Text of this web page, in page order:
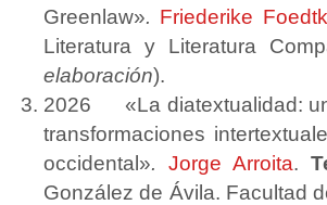
Greenlaw». Friederike
Literatura y Literatura
elaboración).
2026 «La diatextualidad:
transformaciones
occidental».Jorge Arroita.
González de Ávila. Facultad